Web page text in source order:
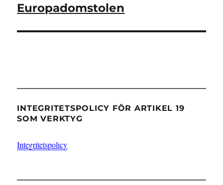
inlägg:
Europadomstolen
INTEGRITETSPOLICY FÖR ARTIKEL 19
SOM VERKTYG
Integritetspolicy